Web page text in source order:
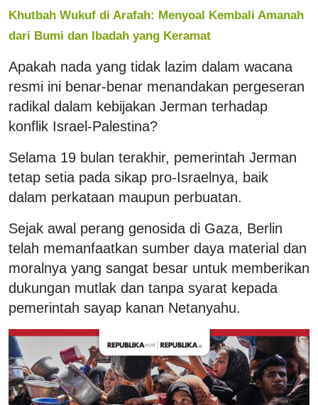
Khutbah Wukuf di Arafah: Menyoal Kembali Amanah
dari Bumi dan Ibadah yang Keramat
Apakah nada yang tidak lazim dalam wacana
resmi ini benar-benar menandakan pergeseran
radikal dalam kebijakan Jerman terhadap
konflik Israel-Palestina?
Selama 19 bulan terakhir, pemerintah Jerman
tetap setia pada sikap pro-Israelnya, baik
dalam perkataan maupun perbuatan.
Sejak awal perang genosida di Gaza, Berlin
telah memanfaatkan sumber daya material dan
moralnya yang sangat besar untuk memberikan
dukungan mutlak dan tanpa syarat kepada
pemerintah sayap kanan Netanyahu.